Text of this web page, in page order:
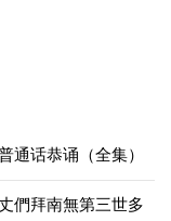
通话恭诵（全集）
們拜南無第三世多